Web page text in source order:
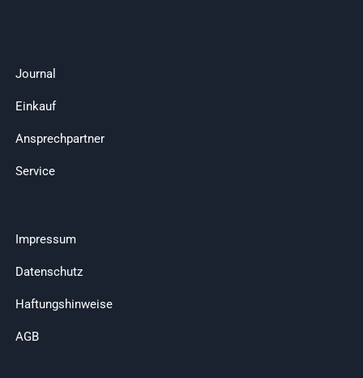
Journal
Einkauf
Ansprechpartner
Service
Impressum
Datenschutz
Haftungshinweise
AGB